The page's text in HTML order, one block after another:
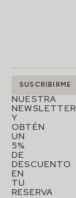
SUSCRÍBETE
NUESTRA
NEWSLETTER
Y
OBTÉN
UN
5%
DE
DESCUENTO
EN
TU
RESERVA
SUSCRIBIRME